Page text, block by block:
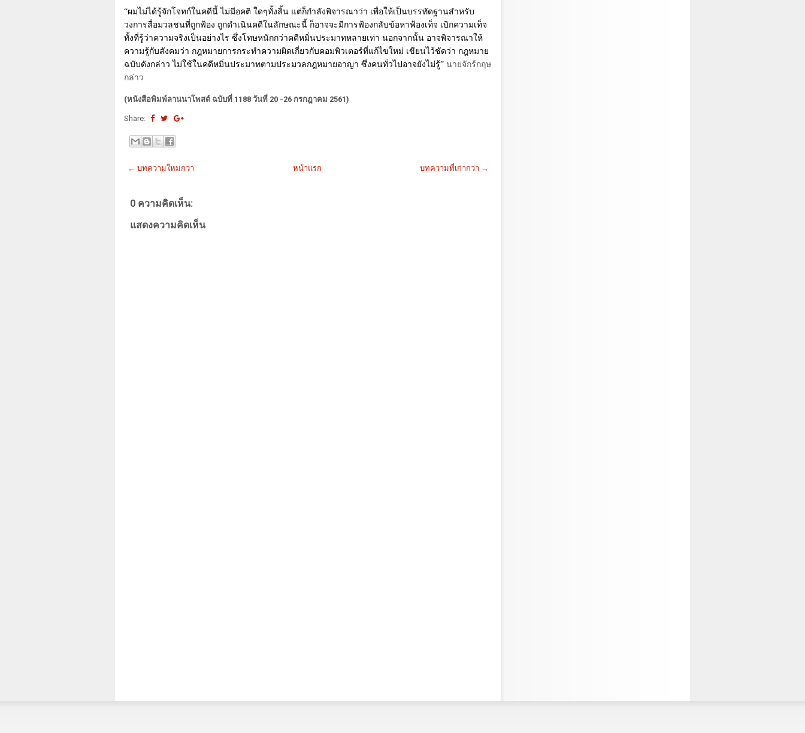
“ผมไม่ได้รู้จักโจทก์ในคดีนี้ ไม่มีอคติ ใดๆทั้งสิ้น แต่ก็กำลังพิจารณาว่า เพื่อให้เป็นบรรทัดฐานสำหรับ
วงการสื่อมวลชนที่ถูกฟ้อง ถูกดำเนินคดีในลักษณะนี้ ก็อาจจะมีการฟ้องกลับข้อหาฟ้องเท็จ เบิกความเท็จ
ทั้งที่รู้ว่าความจริงเป็นอย่างไร ซึ่งโทษหนักกว่าคดีหมิ่นประมาทหลายเท่า นอกจากนั้น อาจพิจารณาให้
ความรู้กับสังคมว่า กฎหมายการกระทำความผิดเกี่ยวกับคอมพิวเตอร์ที่แก้ไขใหม่ เขียนไว้ชัดว่า กฎหมาย
ฉบับดังกล่าว ไม่ใช้ในคดีหมิ่นประมาทตามประมวลกฎหมายอาญา ซึ่งคนทั่วไปอาจยังไม่รู้” นายจักร์กฤษ
กล่าว
(หนังสือพิมพ์ลานนาโพสต์ ฉบับที่ 1188 วันที่ 20 -26 กรกฎาคม 2561)
Share:
← บทความใหม่กว่า บทความที่เก่ากว่า →
หน้าแรก
0 ความคิดเห็น:
แสดงความคิดเห็น